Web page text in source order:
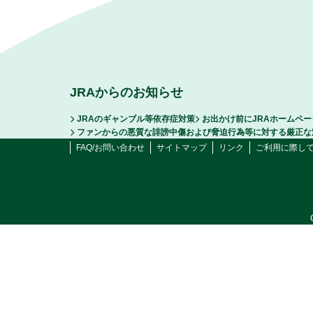
JRAからのお知らせ
JRAのギャンブル等依存症対策
お出かけ前にJRAホームペ
ファンからの悪質な誹謗中傷および脅迫行為等に対する厳正
FAQ/お問い合わせ
サイトマップ リンク ご利用に際し